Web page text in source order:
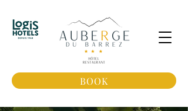
BOOK